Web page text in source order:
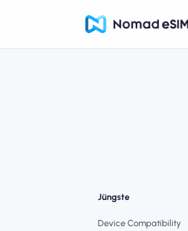
Jüngste
Device Compatibility